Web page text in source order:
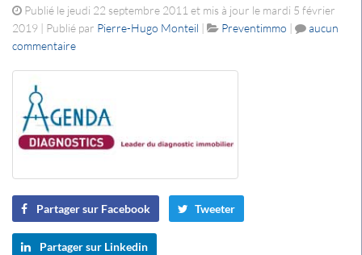
Publié le jeudi 22 septembre 2011 et mis à jour le mardi 5 février
2019 | Publié par Pierre-Hugo Monteil | Preventimmo |
aucun
commentaire
Partager sur Facebook Tweeter
Partager sur Linkedin